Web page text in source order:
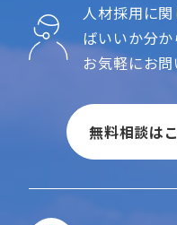
人材採用に
ばいいか分か
お気軽にお問
無料相談は